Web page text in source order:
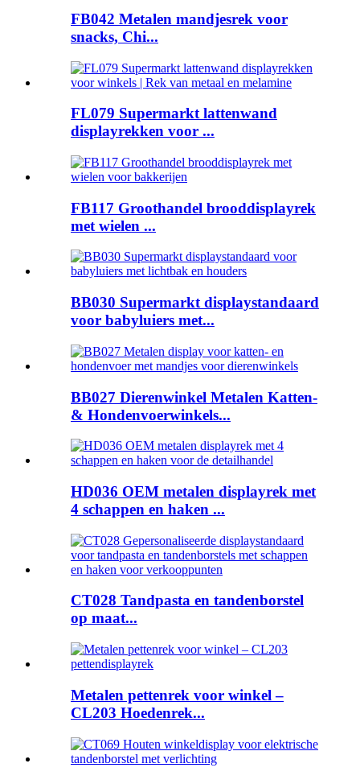
FB042 Metalen mandjesrek voor
snacks, Chi...
FL079 Supermarkt lattenwand
displayrekken voor ...
FB117 Groothandel brooddisplayrek
met wielen ...
BB030 Supermarkt displaystandaard
voor babyluiers met...
BB027 Dierenwinkel Metalen Katten-
& Hondenvoerwinkels...
HD036 OEM metalen displayrek met
4 schappen en haken ...
CT028 Tandpasta en tandenborstel
op maat...
Metalen pettenrek voor winkel –
CL203 Hoedenrek...